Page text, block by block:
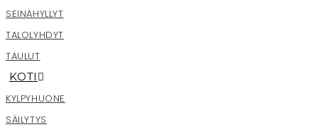
SEINÄHYLLYT
TALOLYHDYT
TAULUT
KOTI
KYLPYHUONE
SÄILYTYS